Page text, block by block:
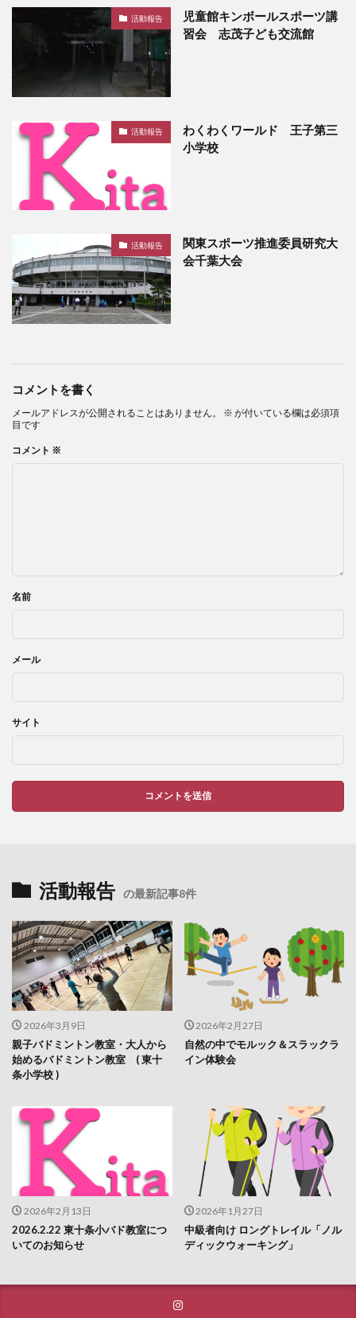
活動報告
児童館キンボールスポーツ講
習会 志茂子ども交流館
活動報告
わくわくワールド 王子第三
小学校
活動報告
関東スポーツ推進委員研究大
会千葉大会
コメントを書く
メールアドレスが公開されることはありません。 ※ が付いている欄は必須項
目です
コメント ※
名前
メール
サイト
活動報告 の最新記事8件
2026年3月9日
親子バドミントン教室・大人から
始めるバドミントン教室 ( 東十
条小学校 )
2026年2月27日
自然の中でモルック＆スラックラ
イン体験会
2026年2月13日
2026.2.22 東十条小バド教室につ
いてのお知らせ
2026年1月27日
中級者向け ロングトレイル「ノル
ディックウォーキング」